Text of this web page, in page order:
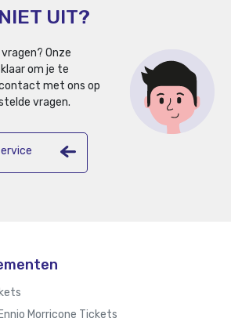
UIT?
Onze
om je te
met ons op
vragen.
Morricone Tickets